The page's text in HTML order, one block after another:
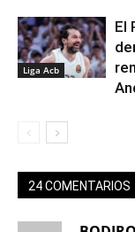
Liga Acb
El
24 COMENTARIOS